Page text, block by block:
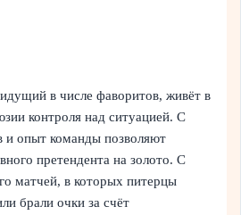
в числе фаворитов, живёт в
контроля над ситуацией. С
и опыт команды позволяют
претендента на золото. С
матчей, в которых питерцы
брали очки за счёт